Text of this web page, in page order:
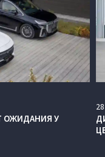
ОЖИДАНИЯ У
28